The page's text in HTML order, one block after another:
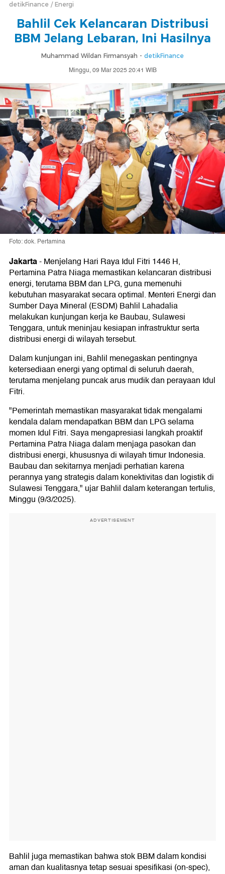
detikFinance Energi
Bahlil Cek Kelancaran Distribusi
BBM Jelang Lebaran, Ini Hasilnya
Muhammad Wildan Firmansyah - detikFinance
Minggu, 09 Mar 2025 20:41 WIB
Foto: dok. Pertamina
Jakarta-Menjelang Hari Raya Idul Fitri 1446 H,
Pertamina Patra Niaga memastikan kelancaran distribusi
energi, terutama BBM dan LPG, guna memenuhi
kebutuhan masyarakat secara optimal. Menteri Energi dan
Sumber Daya Mineral (ESDM) Bahlil Lahadalia
melakukan kunjungan kerja ke Baubau, Sulawesi
Tenggara, untuk meninjau kesiapan infrastruktur serta
distribusi energi di wilayah tersebut.
Dalam kunjungan ini, Bahlil menegaskan pentingnya
ketersediaan energi yang optimal di seluruh daerah,
terutama menjelang puncak arus mudik dan perayaan Idul
Fitri.
"Pemerintah memastikan masyarakat tidak mengalami
kendala dalam mendapatkan BBM dan LPG selama
momen Idul Fitri. Saya mengapresiasi langkah proaktif
Pertamina Patra Niaga dalam menjaga pasokan dan
distribusi energi, khususnya di wilayah timur Indonesia.
Baubau dan sekitarnya menjadi perhatian karena
perannya yang strategis dalam konektivitas dan logistik di
Sulawesi Tenggara," ujar Bahlil dalam keterangan tertulis,
Minggu (9/3/2025).
ADVERTISEMENT
Bahlil juga memastikan bahwa stok BBM dalam kondisi
aman dan kualitasnya tetap sesuai spesifikasi (on-spec),